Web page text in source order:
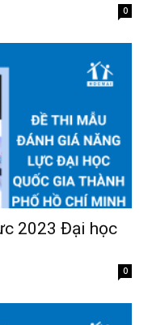
0
2023 Đại học
0